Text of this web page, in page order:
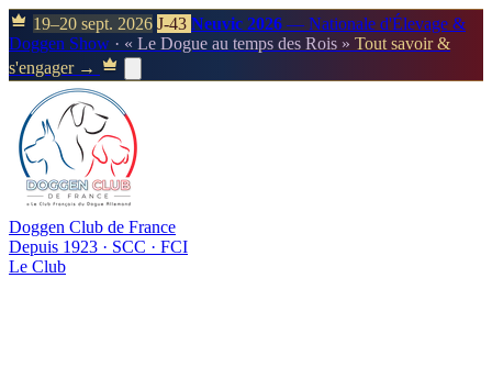
19–20 sept. 2026 J-43 Neuvic 2026 — Nationale d'Élevage &
Doggen Show · « Le Dogue au temps des Rois » Tout savoir &
s'engager →
Doggen Club de France
Depuis 1923 · SCC · FCI
Le Club